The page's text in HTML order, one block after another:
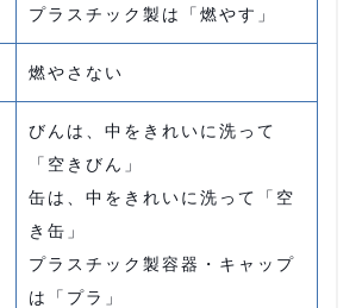
プラスチック製は「燃やす」
燃やさない
びんは、中をきれいに洗って
「空きびん」
缶は、中をきれいに洗って「空
き缶」
プラスチック製容器・キャップ
は「プラ」